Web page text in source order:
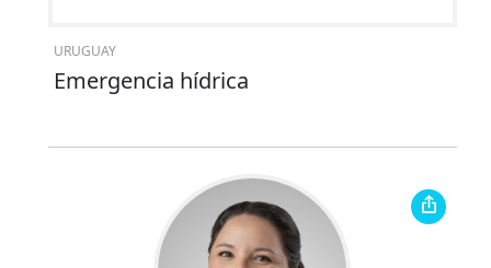
URUGUAY
Emergencia hídrica